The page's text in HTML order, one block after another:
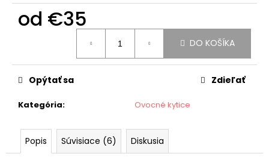
od €35
DO KOŠÍKA
Kategória: Ovocné kytice
Opýtať sa Zdieľať
Popis Súvisiace (6) Diskusia
o
a
m
e
MIX
BOX